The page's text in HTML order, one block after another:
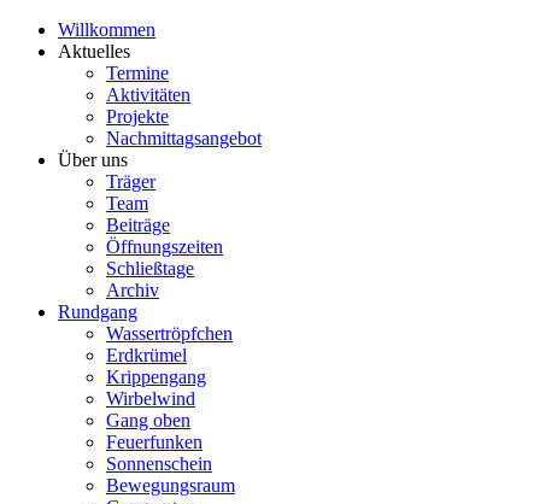
Willkommen
Aktuelles
Termine
Aktivitäten
Projekte
Nachmittagsangebot
Über uns
Träger
Team
Beiträge
Öffnungszeiten
Schließtage
Archiv
Rundgang
Wassertröpfchen
Erdkrümel
Krippengang
Wirbelwind
Gang oben
Feuerfunken
Sonnenschein
Bewegungsraum